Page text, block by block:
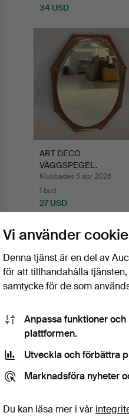
34 USD
ART DECO
VÄGGSPEGEL.
Klubbades 5 apr 2026
1 bud
27 USD
Bevaka sökning
Vi använder
Denna tjänst är en del av
för att tillhandahålla
samtycke för de som
Anpassa funktioner
plattformen.
Utveckla och förbättra
Marknadsföra nyheter
Du kan läsa mer i vår